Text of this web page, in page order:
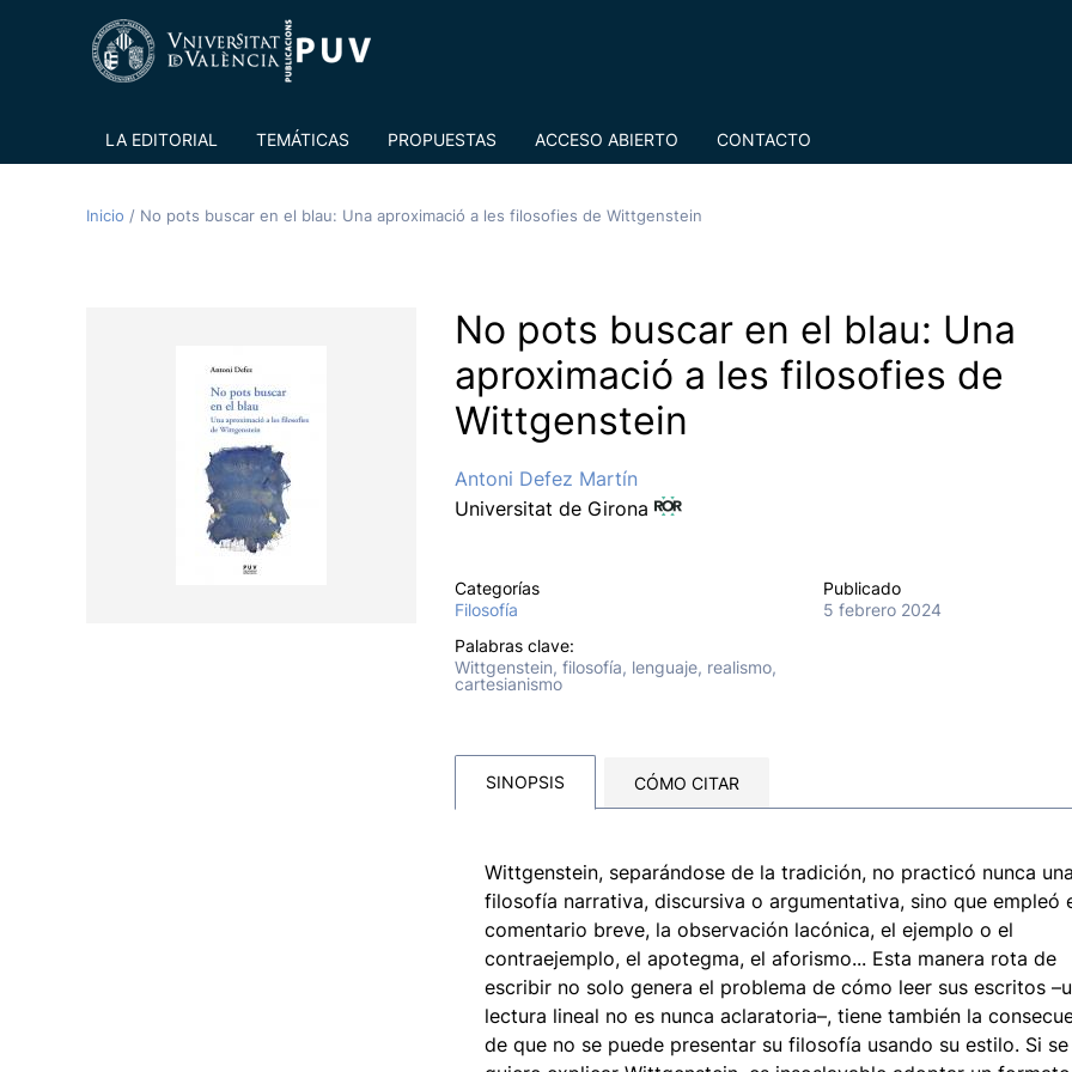
LA EDITORIAL TEMÁTICAS PROPUESTAS ACCESO ABIERTO CONTACTO
Inicio / No pots buscar en el blau: Una aproximació a les filosofies de Wittgenstein
No pots buscar en el blau: Una
aproximació a les filosofies de
Wittgenstein
Antoni Defez Martín
Universitat de Girona
Categorías
Filosofía
Palabras clave:
Wittgenstein, filosofía, lenguaje, realismo,
cartesianismo
Publicado
5 febrero 2024
SINOPSIS CÓMO CITAR
Wittgenstein, separándose de la tradición, no practicó nunca una
filosofía narrativa, discursiva o argumentativa, sino que empleó
comentario breve, la observación lacónica, el ejemplo o el
contraejemplo, el apotegma, el aforismo... Esta manera rota de
escribir no solo genera el problema de cómo leer sus escritos
lectura lineal no es nunca aclaratoria–, tiene también la
de que no se puede presentar su filosofía usando su estilo. Si se